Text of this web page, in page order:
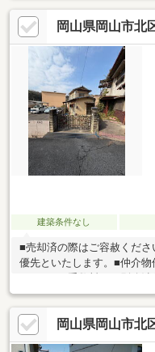
岡山県岡山市北
建築条件なし
■売却済の際はご容赦くだ
優先といたします。■仲介
渡し。(売主契約不適合責任
を差し引いた金額とし、建
条第2号許可の接道許可取得
す。
岡山県岡山市北